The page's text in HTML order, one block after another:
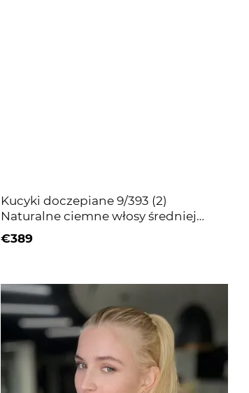
Kucyki doczepiane 9/393 (2)
Naturalne ciemne włosy średniej
długości
€389